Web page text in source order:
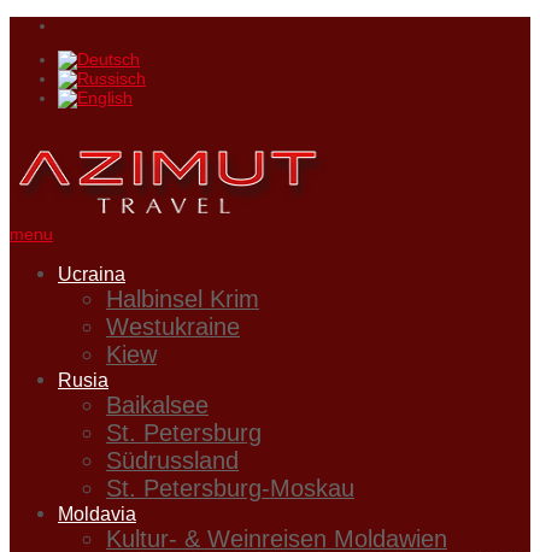
menu
Ucraina
Halbinsel Krim
Westukraine
Kiew
Rusia
Baikalsee
St. Petersburg
Südrussland
St. Petersburg-Moskau
Moldavia
Kultur- & Weinreisen Moldawien